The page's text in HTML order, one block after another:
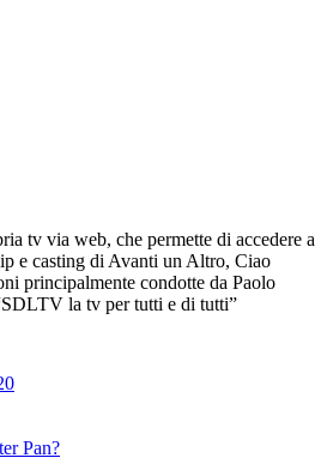
tv via web, che permette di accedere a
e casting di Avanti un Altro, Ciao
principalmente condotte da Paolo
la tv per tutti e di tutti”
Pan?